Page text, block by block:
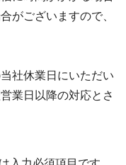
がございますので、
社休業日にいただい
業日以降の対応とさ